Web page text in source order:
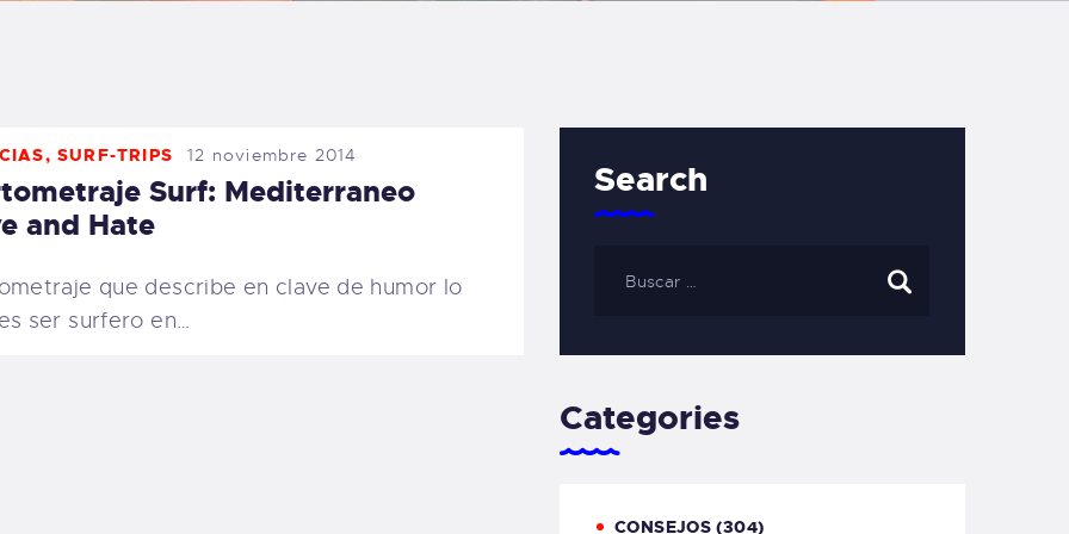
CARRITO
FAMILY
,SURF-TRIPS 12 noviembre 2014
Surf: Mediterraneo
and Hate
que describe en clave de humor lo
ser surfero en…
Search
Categories
CONSEJOS (304)